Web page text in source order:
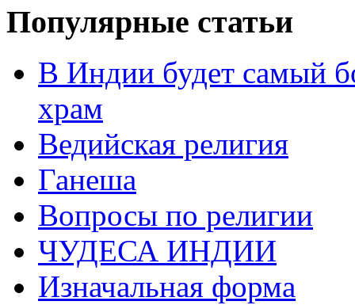
Популярные статьи
В Индии будет самый
храм
Ведийская религия
Ганеша
Вопросы по религии
ЧУДЕСА ИНДИИ
Изначальная форма